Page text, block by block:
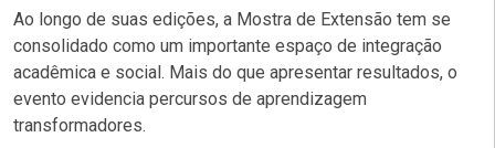
Ao longo de suas edições, a Mostra de Extensão tem se
consolidado como um importante espaço de integração
acadêmica e social. Mais do que apresentar resultados, o
evento evidencia percursos de aprendizagem
transformadores.